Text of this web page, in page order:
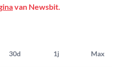
30d 1j Max
van Newsbit.